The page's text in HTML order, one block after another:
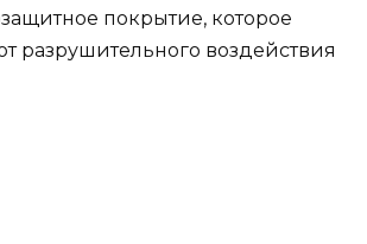
покрытие, которое
разрушительного воздействия